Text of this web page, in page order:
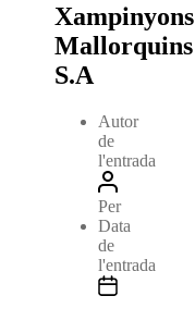
Xampinyons
Mallorquins
S.A
Autor
de
l'entrada
Per
Data
de
l'entrada